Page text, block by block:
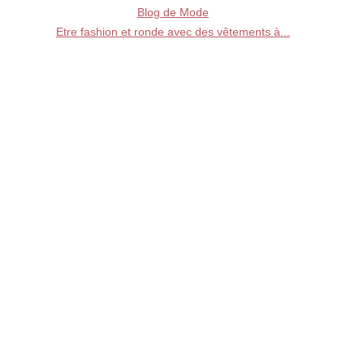
Blog de Mode
Etre fashion et ronde avec des vêtements à...